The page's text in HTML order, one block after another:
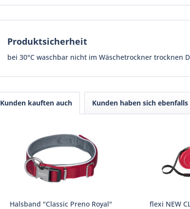
Produktsicherheit
bei 30°C waschbar nicht im Wäschetrockner
Kunden kauften auch Kunden haben sich ebenfalls
Halsband "Classic Preno Royal" flexi NEW